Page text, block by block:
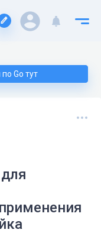
Go тут